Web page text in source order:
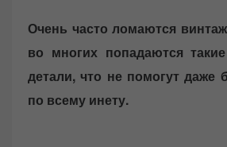
Очень часто ломаются
во многих попадаются
детали, что не помогут даже
по всему инету.